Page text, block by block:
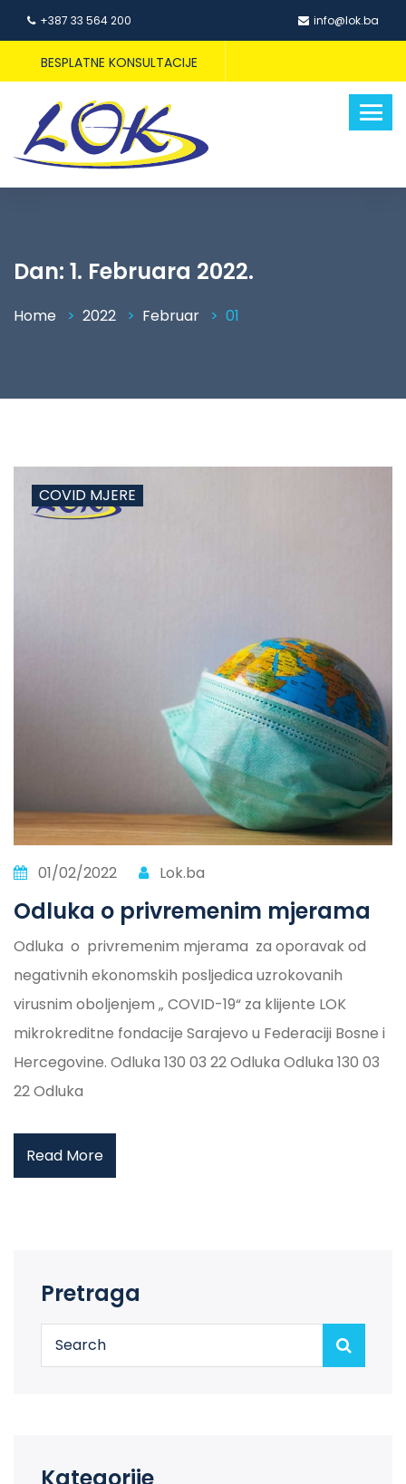
+387 33 564 200 info@lok.ba
BESPLATNE KONSULTACIJE
Dan: 1. Februara 2022.
Home 2022 Februar 01
COVID MJERE
01/02/2022 Lok.ba
Odluka o privremenim mjerama
Odluka o privremenim mjerama za oporavak od
negativnih ekonomskih posljedica uzrokovanih
virusnim oboljenjem „ COVID-19“ za klijente LOK
mikrokreditne fondacije Sarajevo u Federaciji Bosne i
Hercegovine. Odluka 130 03 22 Odluka Odluka 130 03
22 Odluka
Read More
Pretraga